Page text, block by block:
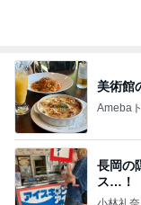
美術館
Ameba
長岡の
ス…！